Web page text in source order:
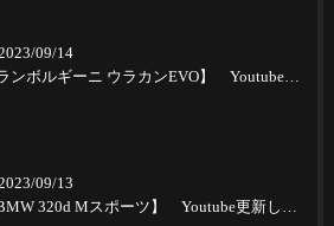
09/14
【ランボルギーニ ウラカンEVO】 Youtube更新しました。
09/13
【BMW 320d Mスポーツ】 Youtube更新しました。